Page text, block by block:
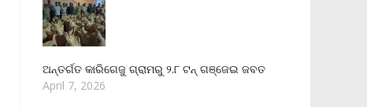
ଅନ୍ତର୍ଗତ କାରିଗେଜୁ ଗ୍ରାମରୁ ୨.୮ ଟନ୍ ଗଞ୍ଜେଇ ଜବତ
April 7, 2026